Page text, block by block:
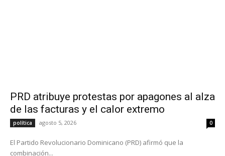
PRD atribuye protestas por apagones al alza
de las facturas y el calor extremo
política agosto 5, 2026 0
El Partido Revolucionario Dominicano (PRD) afirmó que la
combinación...